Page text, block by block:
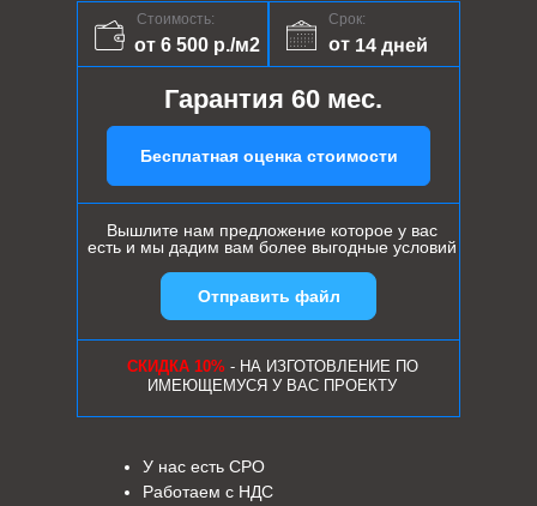
Срок:
от 14 дней
Стоимость:
от 6 500 р./м2
Гарантия 60 мес.
Бесплатная оценка стоимости
Вышлите нам предложение которое у вас
есть и мы дадим вам более выгодные условий
СКИДКА 10%- НА ИЗГОТОВЛЕНИЕ ПО
ИМЕЮЩЕМУСЯ У ВАС ПРОЕКТУ
У нас есть СРО
Работаем с НДС
Отправить файл